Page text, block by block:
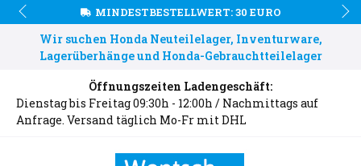
MINDESTBESTELLWERT: 30 EURO
Wir suchen Honda Neuteilelager, Inventurware,
Lagerüberhänge und Honda-Gebrauchtteilelager
Öffnungszeiten Ladengeschäft:
Dienstag bis Freitag 09:30h - 12:00h / Nachmittags auf
Anfrage. Versand täglich Mo-Fr mit DHL